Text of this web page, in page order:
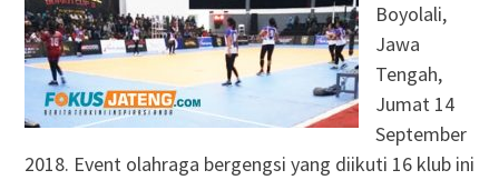
Boyolali,
Jawa
Tengah,
Jumat 14
September
2018. Event olahraga bergengsi yang diikuti 16 klub ini